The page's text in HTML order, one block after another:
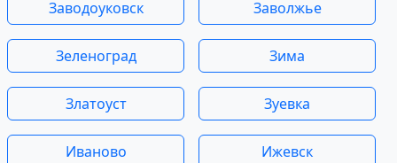
Заводоуковск Заволжье
Зеленоград Зима
Златоуст Зуевка
Иваново Ижевск